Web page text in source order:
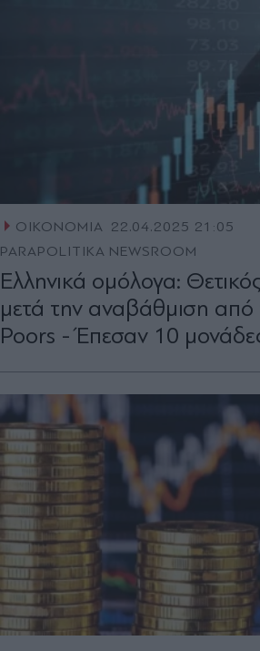
ΟΙΚΟΝΟΜΙΑ 22.04.2025 21:05
PARAPOLITIKA NEWSROOM
Ελληνικά ομόλογα:
μετά την αναβάθμιση
Poors - Έπεσαν 10